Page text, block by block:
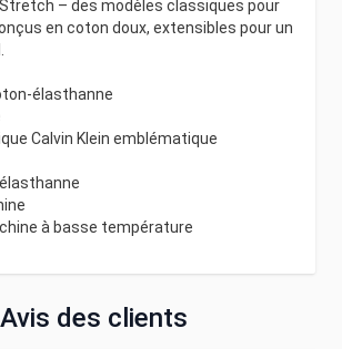
– des modèles classiques pour
en coton doux, extensibles pour un
élasthanne
Calvin Klein emblématique
à basse température
Avis des clients